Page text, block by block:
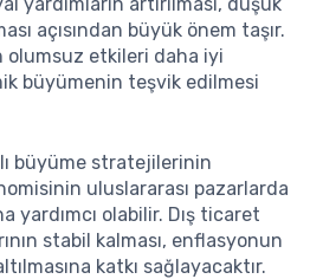
açısından büyük önem taşır.
olumsuz etkileri daha iyi
büyümenin teşvik edilmesi
büyüme stratejilerinin
uluslararası pazarlarda
yardımcı olabilir. Dış ticaret
stabil kalması, enflasyonun
katkı sağlayacaktır.